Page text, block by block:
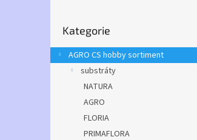
r
a
kategorie
Kategorie
AGRO CS hobby sortiment
substráty
NATURA
AGRO
FLORIA
PRIMAFLORA